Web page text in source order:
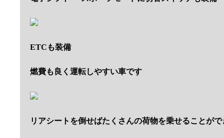
ETCも装備
燃費も良く運転しやすい車です
リアシートを倒せばたくさんの荷物を乗せることがで